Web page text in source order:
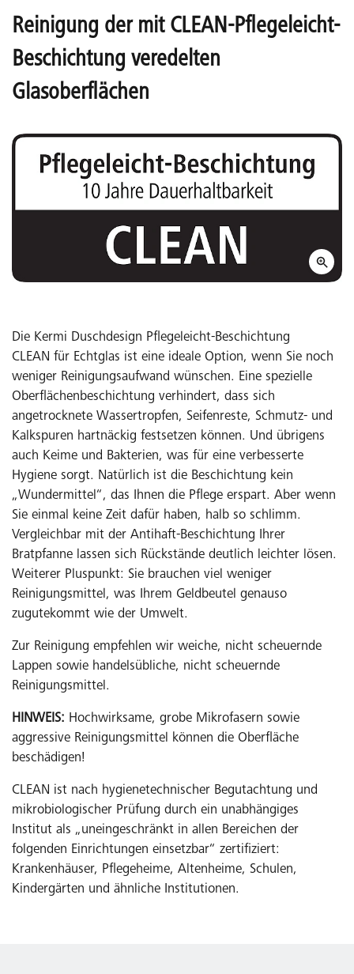
Reinigung der mit CLEAN-Pflegeleicht-
Beschichtung veredelten
Glasoberflächen
Die Kermi Duschdesign Pflegeleicht-Beschichtung
CLEAN für Echtglas ist eine ideale Option, wenn Sie noch
weniger Reinigungsaufwand wünschen. Eine spezielle
Oberflächenbeschichtung verhindert, dass sich
angetrocknete Wassertropfen, Seifenreste, Schmutz- und
Kalkspuren hartnäckig festsetzen können. Und übrigens
auch Keime und Bakterien, was für eine verbesserte
Hygiene sorgt. Natürlich ist die Beschichtung kein
„Wundermittel“, das Ihnen die Pflege erspart. Aber wenn
Sie einmal keine Zeit dafür haben, halb so schlimm.
Vergleichbar mit der Antihaft-Beschichtung Ihrer
Bratpfanne lassen sich Rückstände deutlich leichter lösen.
Weiterer Pluspunkt: Sie brauchen viel weniger
Reinigungsmittel, was Ihrem Geldbeutel genauso
zugutekommt wie der Umwelt.
Zur Reinigung empfehlen wir weiche, nicht scheuernde
Lappen sowie handelsübliche, nicht scheuernde
Reinigungsmittel.
HINWEIS: Hochwirksame, grobe Mikrofasern sowie
aggressive Reinigungsmittel können die Oberfläche
beschädigen!
CLEAN ist nach hygienetechnischer Begutachtung und
mikrobiologischer Prüfung durch ein unabhängiges
Institut als „uneingeschränkt in allen Bereichen der
folgenden Einrichtungen einsetzbar“ zertifiziert:
Krankenhäuser, Pflegeheime, Altenheime, Schulen,
Kindergärten und ähnliche Institutionen.